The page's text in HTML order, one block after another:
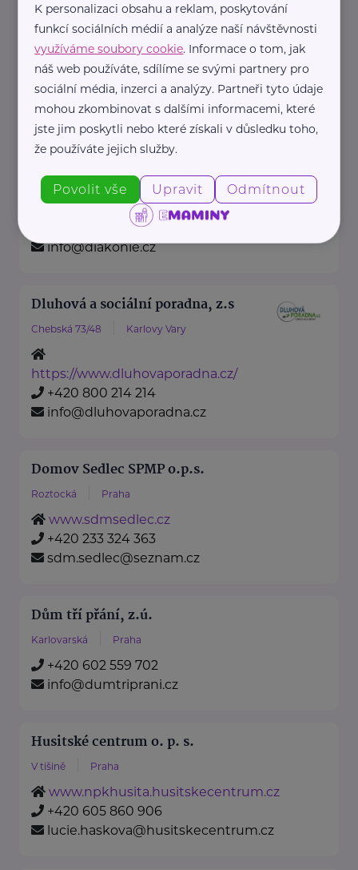
Lidé se znevýhodněním
Senioři
Nevyléčitelně nemocní a
umírající
Lidé v nouzi
Jiná pomoc
Naše služby
Diakonie ČCE je ...
https://diakonie.cz/
+420 242 487 812
info@diakonie.cz
Dluhová a sociální poradna, z.s
Chebská 73/48 Karlovy Vary
https://www.dluhovaporadna.cz/
+420 800 214 214
info@dluhovaporadna.cz
Domov Sedlec SPMP o.p.s.
Roztocká Praha
www.sdmsedlec.cz
+420 233 324 363
sdm.sedlec@seznam.cz
Dům tří přání, z.ú.
Karlovarská Praha
+420 602 559 702
info@dumtriprani.cz
Husitské centrum o. p. s.
V tišině Praha
www.npkhusita.husitskecentrum.cz
+420 605 860 906
lucie.haskova@husitskecentrum.cz
K personalizaci obsahu a reklam, poskytování
funkcí sociálních médií a analýze naší návštěvnosti
využíváme soubory cookie. Informace o tom, jak
náš web používáte, sdílíme se svými partnery pro
sociální média, inzerci a analýzy. Partneři tyto údaje
mohou zkombinovat s dalšími informacemi, které
jste jim poskytli nebo které získali v důsledku toho,
že používáte jejich služby.
Povolit vše Upravit Odmítnout